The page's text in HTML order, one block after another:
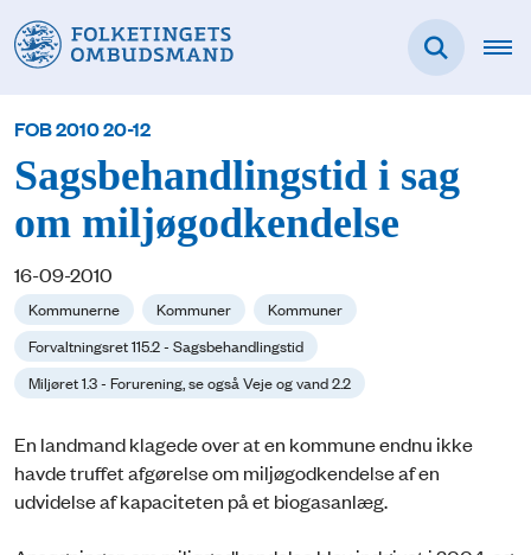
FOB 2010 20-12
Sagsbehandlingstid i sag
om miljøgodkendelse
16-09-2010
Kommunerne Kommuner
Kommuner
Forvaltningsret 115.2 - Sagsbehandlingstid
Miljøret 1.3 - Forurening, se også Veje og vand 2.2
En landmand klagede over at en kommune endnu ikke
havde truffet afgørelse om miljøgodkendelse af en
udvidelse af kapaciteten på et biogasanlæg.